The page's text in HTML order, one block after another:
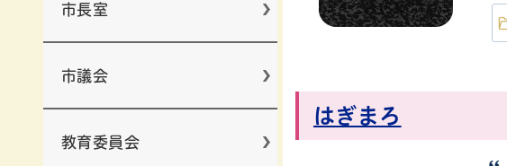
市長室
市議会
教育委員会
はぎまろ